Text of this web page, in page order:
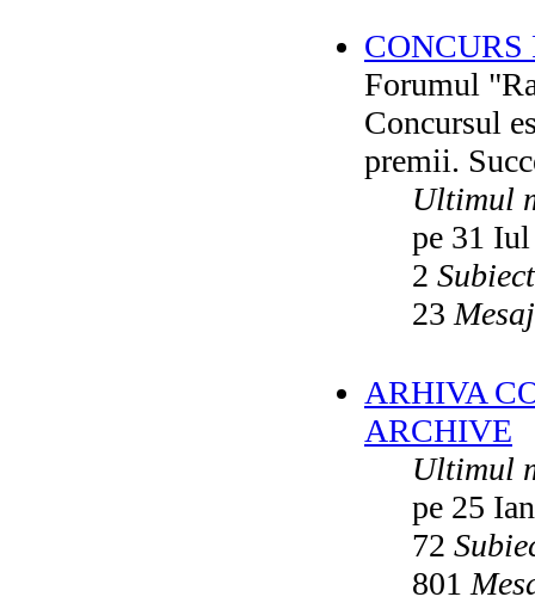
Forumul
Concursul
premii.
Ultimul
pe 31
2
23
ARHIVA
ARCHIVE
Ultimul
pe 25
72
801